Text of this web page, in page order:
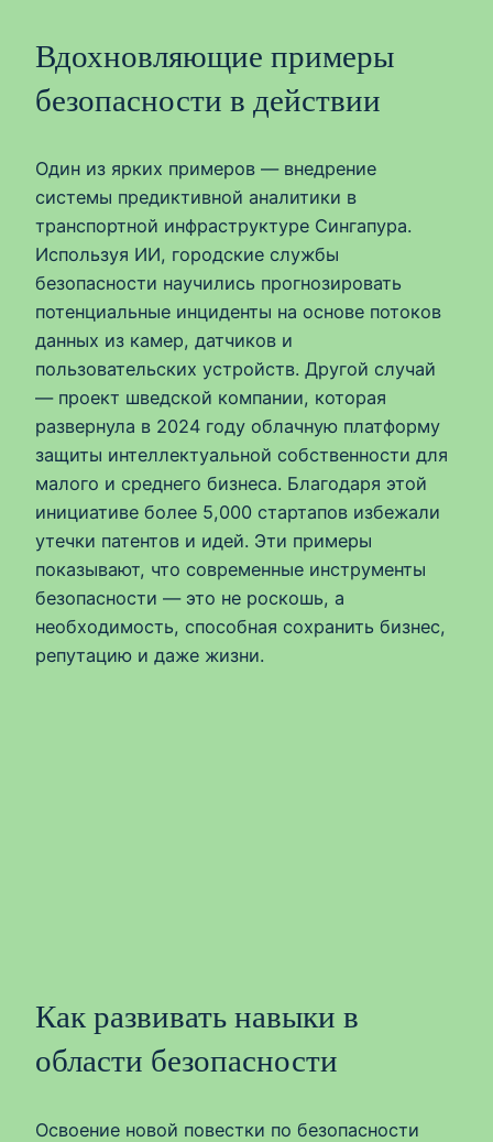
Вдохновляющие примеры
безопасности в действии
Один из ярких примеров — внедрение
системы предиктивной аналитики в
транспортной инфраструктуре Сингапура.
Используя ИИ, городские службы
безопасности научились прогнозировать
потенциальные инциденты на основе потоков
данных из камер, датчиков и
пользовательских устройств. Другой случай
— проект шведской компании, которая
развернула в 2024 году облачную платформу
защиты интеллектуальной собственности для
малого и среднего бизнеса. Благодаря этой
инициативе более 5,000 стартапов избежали
утечки патентов и идей. Эти примеры
показывают, что современные инструменты
безопасности — это не роскошь, а
необходимость, способная сохранить бизнес,
репутацию и даже жизни.
Как развивать навыки в
области безопасности
Освоение новой повестки по безопасности